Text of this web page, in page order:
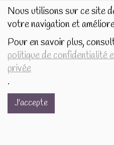
Nous utilisons sur ce site
votre navigation et
Pour en savoir plus,
politique de confidentialité
privée
.
J'accepte
Rue de Tournai 32B
7520 Templeuve
BE0849.325.169